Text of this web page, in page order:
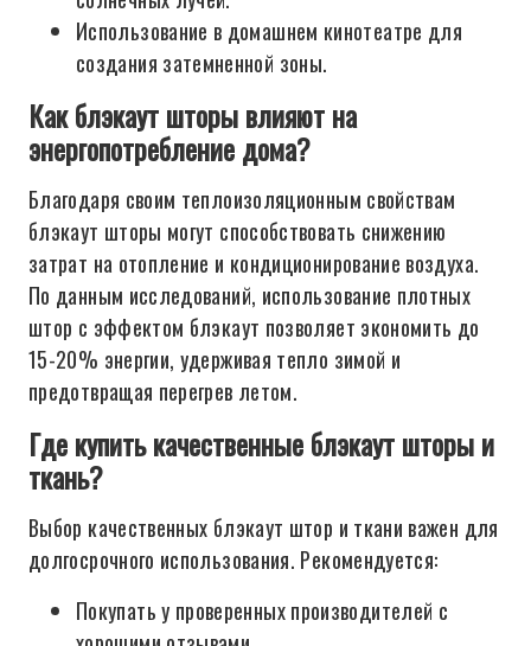
Использование в домашнем кинотеатре для
создания затемненной зоны.
Как блэкаут шторы влияют на
энергопотребление дома?
Благодаря своим теплоизоляционным свойствам
блэкаут шторы могут способствовать снижению
затрат на отопление и кондиционирование воздуха.
По данным исследований, использование плотных
штор с эффектом блэкаут позволяет экономить до
15-20% энергии, удерживая тепло зимой и
предотвращая перегрев летом.
Где купить качественные блэкаут шторы и
ткань?
Выбор качественных блэкаут штор и ткани важен для
долгосрочного использования. Рекомендуется:
Покупать у проверенных производителей с